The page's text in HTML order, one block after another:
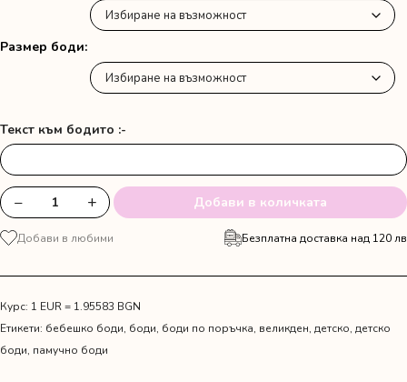
Размер боди
Текст към бодито :-
количество
за
Бебешко
Великден"
− + Добави в количката
Добави в любими Безплатна доставка над 120 лв
Курс: 1 EUR = 1.95583 BGN
Етикети: бебешко боди, боди, боди по поръчка, великден, детско, детско
боди, памучно боди